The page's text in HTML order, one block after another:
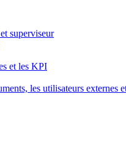
superviseur
et les KPI
les utilisateurs externes